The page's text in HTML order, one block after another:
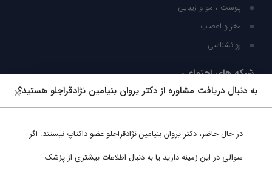
پوست ، مو و زیبایی
مغز و اعصاب
روانشناسی
شبکه های اجتماعی
ما را در شبکه های اجتماعی دنبال کنید
به دنبال دریافت مشاوره از دکتر یروان بنیامین نژادقراجلو هستید؟
در حال حاضر، دکتر یروان بنیامین نژادقراجلو عضو داکتاپ نیستند. اگر
سوالی در این زمینه دارید یا به دنبال اطلاعات بیشتری از پزشک